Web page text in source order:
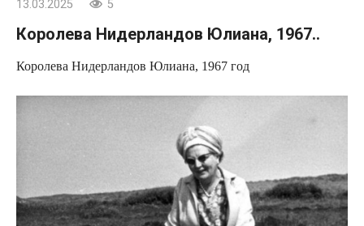
13.03.2025 5
Королева Нидерландов Юлиана, 1967..
Королева Нидерландов Юлиана, 1967 год